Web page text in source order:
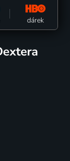
dárek